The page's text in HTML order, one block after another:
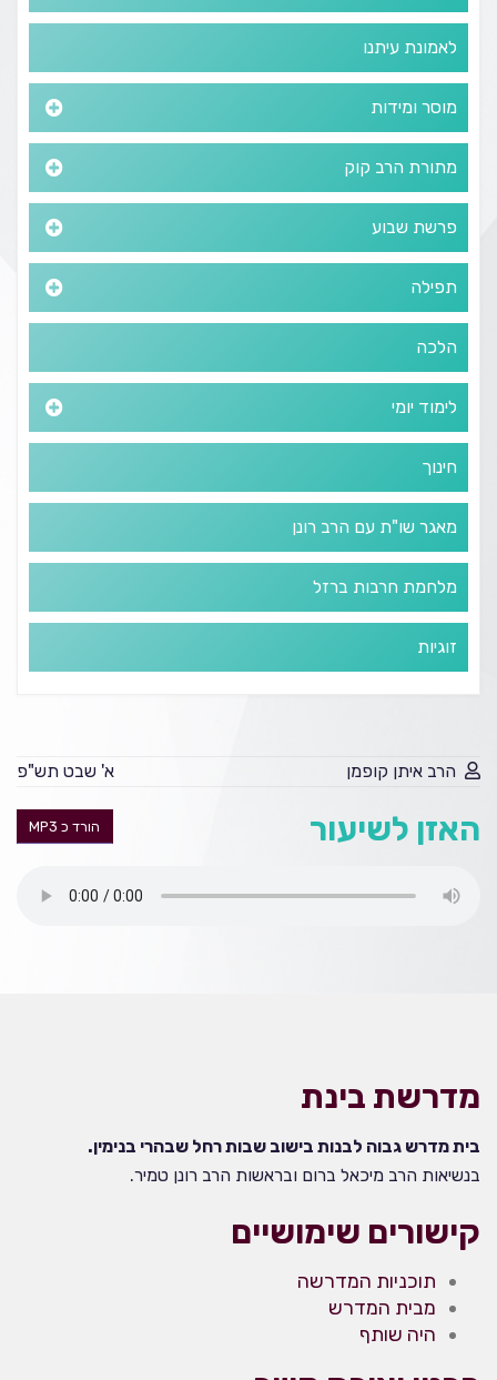
לאמונת עיתנו
מוסר ומידות
מתורת הרב קוק
פרשת שבוע
תפילה
הלכה
לימוד יומי
חינוך
מאגר שו"ת עם הרב רונן
מלחמת חרבות ברזל
זוגיות
הרב איתן קופמן א' שבט תש"פ
הורד כ MP3 האזן לשיעור
מדרשת בינת
בית מדרש גבוה לבנות בישוב שבות רחל שבהרי בנימין.
בנשיאות הרב מיכאל ברום ובראשות הרב רונן טמיר.
קישורים שימושיים
תוכניות המדרשה
מבית המדרש
היה שותף